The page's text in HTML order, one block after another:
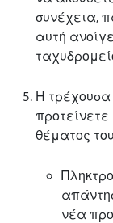
συνέχεια,
αυτή
Η
θέματος
νέα